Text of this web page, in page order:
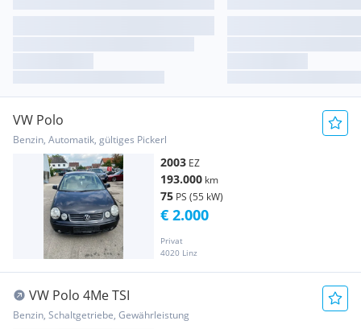
VW Polo
Benzin, Automatik, gültiges Pickerl
2003 EZ
193.000 km
75 PS (55 kW)
Privat
4020 Linz
€ 2.000
VW Polo 4Me TSI
Benzin, Schaltgetriebe, Gewährleistung